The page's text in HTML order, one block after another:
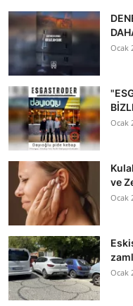
Ocak
Ocak
ve
Ocak
Ocak